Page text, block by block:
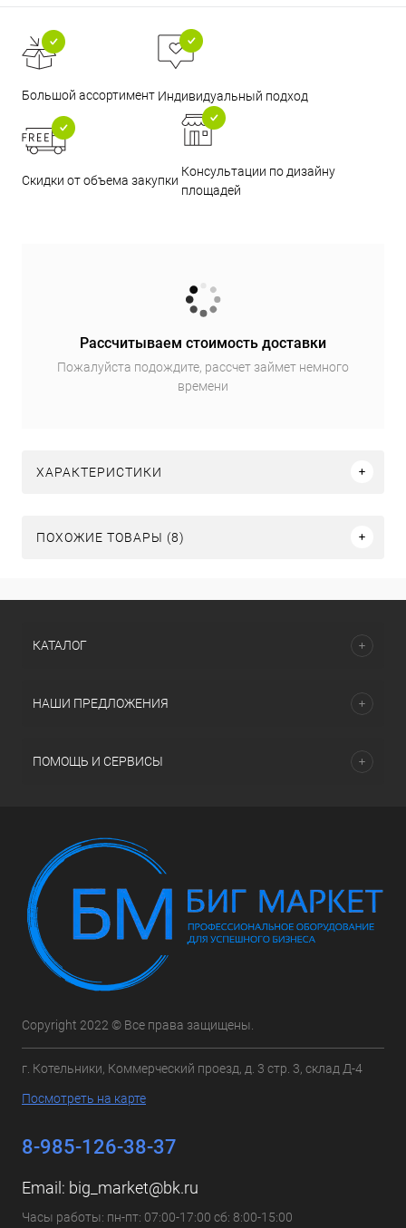
Большой ассортимент Индивидуальный подход
Скидки от объема закупки
Консультации по дизайну
площадей
Рассчитываем стоимость доставки
Пожалуйста подождите, рассчет займет немного
времени
ХАРАКТЕРИСТИКИ
ПОХОЖИЕ ТОВАРЫ (8)
КАТАЛОГ
НАШИ ПРЕДЛОЖЕНИЯ
ПОМОЩЬ И СЕРВИСЫ
Copyright 2022 © Все права защищены.
г. Котельники, Коммерческий проезд, д. 3 стр. 3, склад Д-4
Посмотреть на карте
8-985-126-38-37
Email: big_market@bk.ru
Часы работы: пн-пт: 07:00-17:00 сб: 8:00-15:00